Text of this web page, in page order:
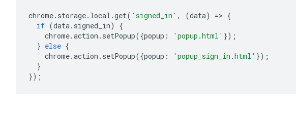
chrome. storage. local .get( 'signed_in' , (data) => {
if (data. signed_in)
{
chrome.action . setPopup({popup : 'popup.html' });
} else {
chrome.action . setPopup({popup : 'popup_sign_in.html' });
}
});